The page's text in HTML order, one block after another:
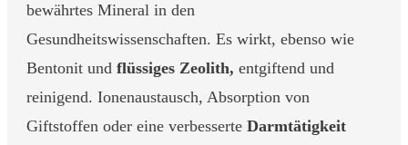
bewährtes Mineral in den
Gesundheitswissenschaften. Es wirkt, ebenso wie
Bentonit und flüssiges Zeolith, entgiftend und
reinigend. Ionenaustausch, Absorption von
Giftstoffen oder eine verbesserte Darmtätigkeit